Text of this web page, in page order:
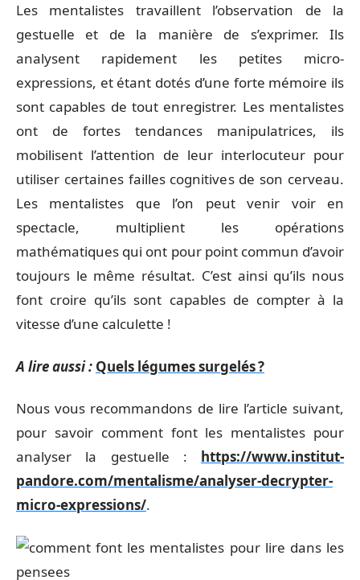
Les mentalistes travaillent l’observation de la
gestuelle et de la manière de s’exprimer. Ils
analysent rapidement les petites micro-
expressions, et étant dotés d’une forte mémoire ils
sont capables de tout enregistrer. Les mentalistes
ont de fortes tendances manipulatrices, ils
mobilisent l’attention de leur interlocuteur pour
utiliser certaines failles cognitives de son cerveau.
Les mentalistes que l’on peut venir voir en
spectacle, multiplient les opérations
mathématiques qui ont pour point commun d’avoir
toujours le même résultat. C’est ainsi qu’ils nous
font croire qu’ils sont capables de compter à la
vitesse d’une calculette !
A lire aussi : Quels légumes surgelés ?
Nous vous recommandons de lire l’article suivant,
pour savoir comment font les mentalistes pour
analyser la gestuelle : https://www.institut-
pandore.com/mentalisme/analyser-decrypter-
micro-expressions/.